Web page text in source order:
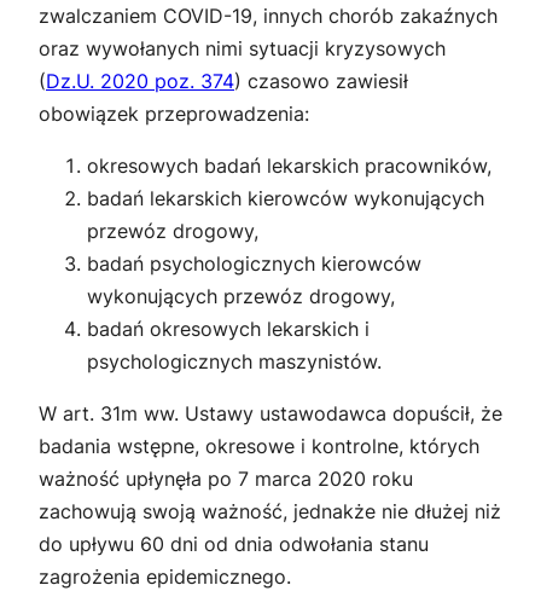
zwalczaniem COVID-19, innych chorób zakaźnych
oraz wywołanych nimi sytuacji kryzysowych
(Dz.U. 2020 poz. 374) czasowo zawiesił
obowiązek przeprowadzenia:
okresowych badań lekarskich pracowników,
badań lekarskich kierowców wykonujących
przewóz drogowy,
badań psychologicznych kierowców
wykonujących przewóz drogowy,
badań okresowych lekarskich i
psychologicznych maszynistów.
W art. 31m ww. Ustawy ustawodawca dopuścił, że
badania wstępne, okresowe i kontrolne, których
ważność upłynęła po 7 marca 2020 roku
zachowują swoją ważność, jednakże nie dłużej niż
do upływu 60 dni od dnia odwołania stanu
zagrożenia epidemicznego.